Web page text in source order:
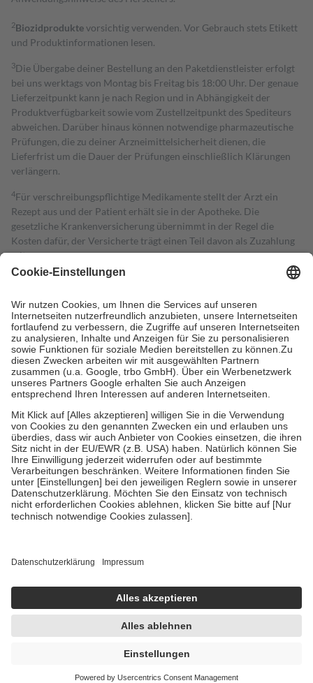
2Biozidproduktevorsichtig verwenden. Vor Gebrauch stets Etikett
und Produktinformationen lesen.
3Die Übergabe deiner Bestellung an den Paketdienstleister erfolgt
bei uns werktags von Montag bis Freitag bis 18:00 Uhr. Der genaue
Lieferzeitpunkt kann je nach Region und in Abhängigkeit der
Produktverfügbarkeit sowie vom Zustellzeitpunkt des Spediteurs
abweichen. Darüber hinaus können notwendige pharmazeutische
Prüfungen, die zu deiner Arzneimittelsicherheit dienen, die
Lieferfrist um die Dauer der Prüfungen einschließlich Klärungen
verlängern.
4Für verschreibungspflichtige Medikamente stellt der Arzt ein
Rezept aus und der Patient erhält sie in der Apotheke. Die
gesetzliche Krankenversicherung übernimmt in der Regel die
Kosten dafür, der Versicherte trägt einen Teil davon als Zuzahlung
mit.
Grundsätzlich leisten Mitglieder Zuzahlungen in Höhe von zehn
höchstens zehn Euro.
Es sind jedoch nie mehr als die tatsächlichen
Kosten der Leistung zu entrichten.
Diese Regeln gelten grundsätzlich auch für Online-Apotheken.
Bei Heilmitteln und häuslicher Krankenpflege beträgt die
Zuzahlung zehn Prozent der Kosten sowie zehn Euro je
Verordnung.
Um das Engagement der Versicherten für ihre eigene Gesundheit zu
stärken und die besondere Stellung der Familie zu unterstützen,
fallenkeine Zuzahlungenan bei:
• Kindern und Jugendlichen bis zum vollendeten 18. Lebensjahr
mit Ausnahme der Fahrkosten
• Untersuchungen zur Vorsorge und Früherkennung, die von der
GKV getragen werden
• empfohlenen Schutzimpfungen
• Harn- und Blutteststreifen
getroffen, um sicherzustellen, dass es sich um echte Bewertungen
https://help.etrusted.com/hc/de/articles/4419944605341
Einige Bilder und Inhalte wurden unter Zuhilfenahme künstlicher